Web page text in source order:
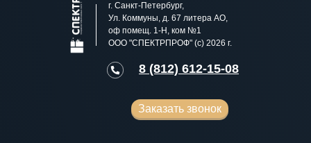
г. Санкт-Петербург,
Ул. Коммуны, д. 67 литера АО,
оф помещ. 1-Н, ком №1
ООО "СПЕКТРПРОФ" (с) 2026 г.
8 (812) 612-15-08
Заказать звонок